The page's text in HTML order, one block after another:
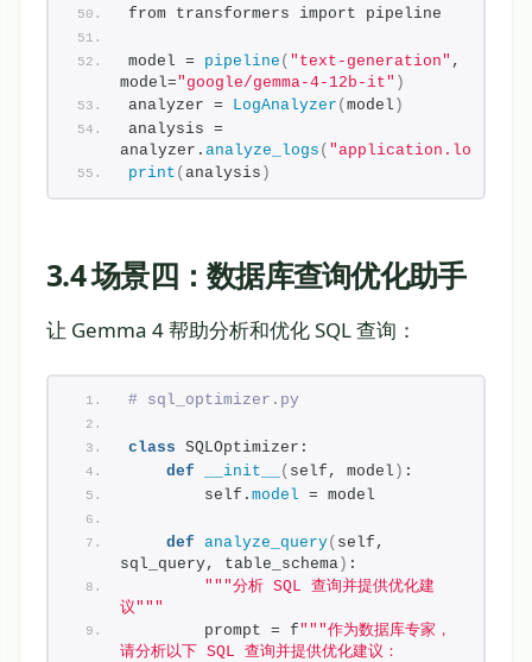
from transformers import pipeline
model = pipeline ( "text-generation" ,
model="google/gemma-4-12b-it" )
analyzer =
LogAnalyzer ( model )
analysis =
analyzer. analyze_logs ( "application.log"
print ( analysis )
3.4 场景四：数据库查询优化助手
让 Gemma 4 帮助分析和优化 SQL 查询：
# sql_optimizer.py
class SQLOptimizer:
def
__init__ ( self, model ) :
        self.
model = model
def analyze_query( self,
sql_query, table_schema) :
"" "分析 SQL 查询并提供优化建
议" ""
        prompt = f
"" "作为数据库专家，
请分析以下 SQL 查询并提供优化建议：